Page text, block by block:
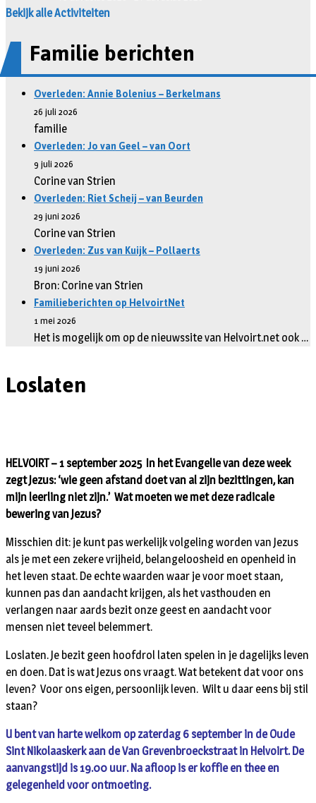
Bekijk alle Activiteiten
Familie berichten
Overleden: Annie Bolenius – Berkelmans
26 juli 2026
familie
Overleden: Jo van Geel – van Oort
9 juli 2026
Corine van Strien
Overleden: Riet Scheij – van Beurden
29 juni 2026
Corine van Strien
Overleden: Zus van Kuijk – Pollaerts
19 juni 2026
Bron: Corine van Strien
Familieberichten op HelvoirtNet
1 mei 2026
Het is mogelijk om op de nieuwssite van Helvoirt.net ook …
Loslaten
HELVOIRT – 1 september 2025 In het Evangelie van deze week
zegt Jezus: ‘wie geen afstand doet van al zijn bezittingen, kan
mijn leerling niet zijn.’ Wat moeten we met deze radicale
bewering van Jezus?
Misschien dit: je kunt pas werkelijk volgeling worden van Jezus
als je met een zekere vrijheid, belangeloosheid en openheid in
het leven staat. De echte waarden waar je voor moet staan,
kunnen pas dan aandacht krijgen, als het vasthouden en
verlangen naar aards bezit onze geest en aandacht voor
mensen niet teveel belemmert.
Loslaten. Je bezit geen hoofdrol laten spelen in je dagelijks leven
en doen. Dat is wat Jezus ons vraagt. Wat betekent dat voor ons
leven? Voor ons eigen, persoonlijk leven. Wilt u daar eens bij stil
staan?
U bent van harte welkom op zaterdag 6 september in de Oude
Sint Nikolaaskerk aan de Van Grevenbroeckstraat in Helvoirt. De
aanvangstijd is 19.00 uur. Na afloop is er koffie en thee en
gelegenheid voor ontmoeting.